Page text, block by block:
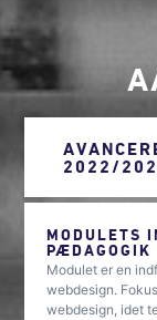
2022/
MODULETS
PÆDAGOGIK
Modulet er en
webdesign.
webdesign, idet